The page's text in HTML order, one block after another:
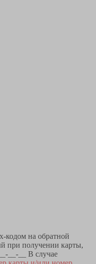
кодом на обратной
при получении карты,
__-__ В случае